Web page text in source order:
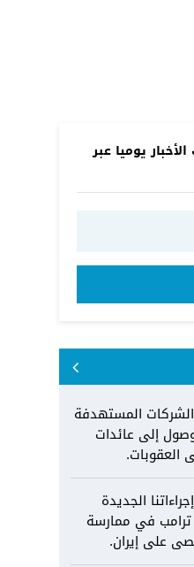
يوميا عبر
الشركات المستهدفة
إلى عائدات
العقوبات.
الجديدة
ترامب في ممارسة
على إيران.